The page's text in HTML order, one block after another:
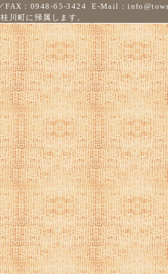
FAX：0948-65-3424 E-Mail：
川町に帰属します。